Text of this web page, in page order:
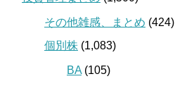
その他雑感、まとめ (424)
個別株 (1,083)
BA (105)